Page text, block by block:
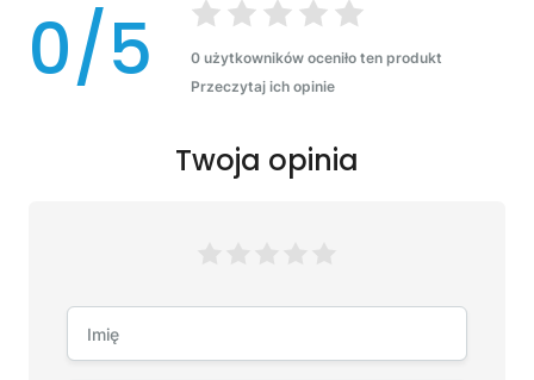
0/5
0 użytkowników oceniło ten produkt
Przeczytaj ich opinie
Twoja opinia